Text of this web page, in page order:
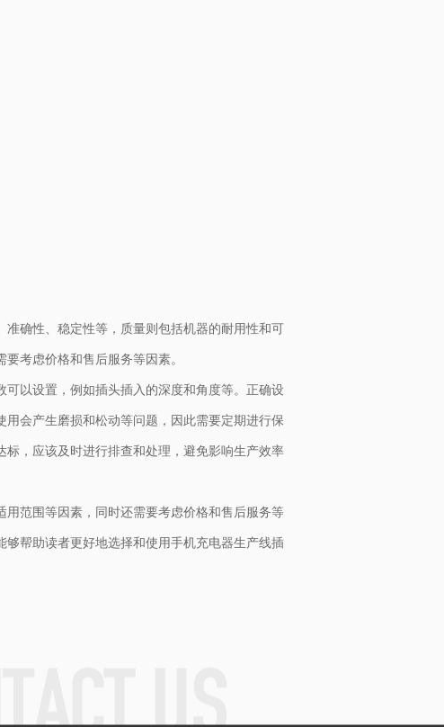
确性、稳定性等，质量则包括机器的耐用性和可
考虑价格和售后服务等因素。
以设置，例如插头插入的深度和角度等。正确设
会产生磨损和松动等问题，因此需要定期进行保
，应该及时进行排查和处理，避免影响生产效率
范围等因素，同时还需要考虑价格和售后服务等
帮助读者更好地选择和使用手机充电器生产线插